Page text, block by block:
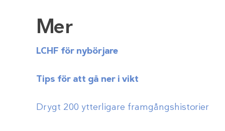
Mer
LCHF för nybörjare
Tips för att gå ner i vikt
Drygt 200 ytterligare framgångshistorier